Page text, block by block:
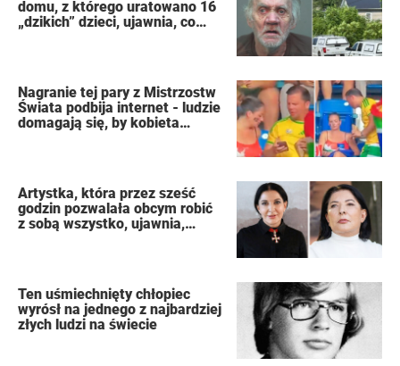
domu, z którego uratowano 16
„dzikich” dzieci, ujawnia, co
Nagranie tej pary z Mistrzostw
Świata podbija internet - ludzie
domagają się, by kobieta
Artystka, która przez sześć
godzin pozwalała obcym robić
z sobą wszystko, ujawnia,
Ten uśmiechnięty chłopiec
wyrósł na jednego z najbardziej
złych ludzi na świecie